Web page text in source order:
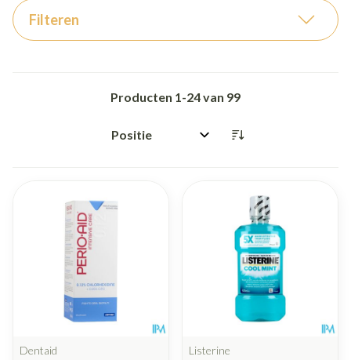
Filteren
Producten 1-24van 99
Sorteer op:
Dentaid
Listerine